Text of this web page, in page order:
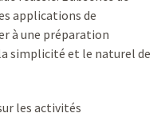
applications de
à une préparation
simplicité et le naturel de
les activités